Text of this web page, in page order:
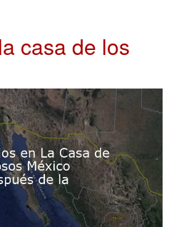
casa de los